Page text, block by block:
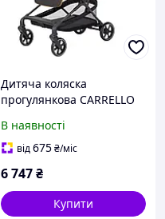
Дитяча коляска
прогулянкова CARRELLO
Beige) складна
В наявності
від675₴/міс
6 747₴
Купити